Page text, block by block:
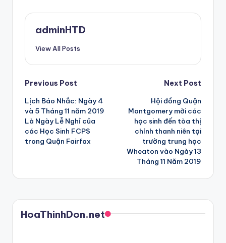
adminHTD
View All Posts
Post
navigation
Previous Post
Lịch Báo Nhắc: Ngày 4
và 5 Tháng 11 năm 2019
Là Ngày Lễ Nghỉ của
các Học Sinh FCPS
trong Quận Fairfax
Next Post
Hội đồng Quận
Montgomery mời các
học sinh đến tòa thị
chính thanh niên tại
trường trung học
Wheaton vào Ngày 13
Tháng 11 Năm 2019
HoaThinhDon.net